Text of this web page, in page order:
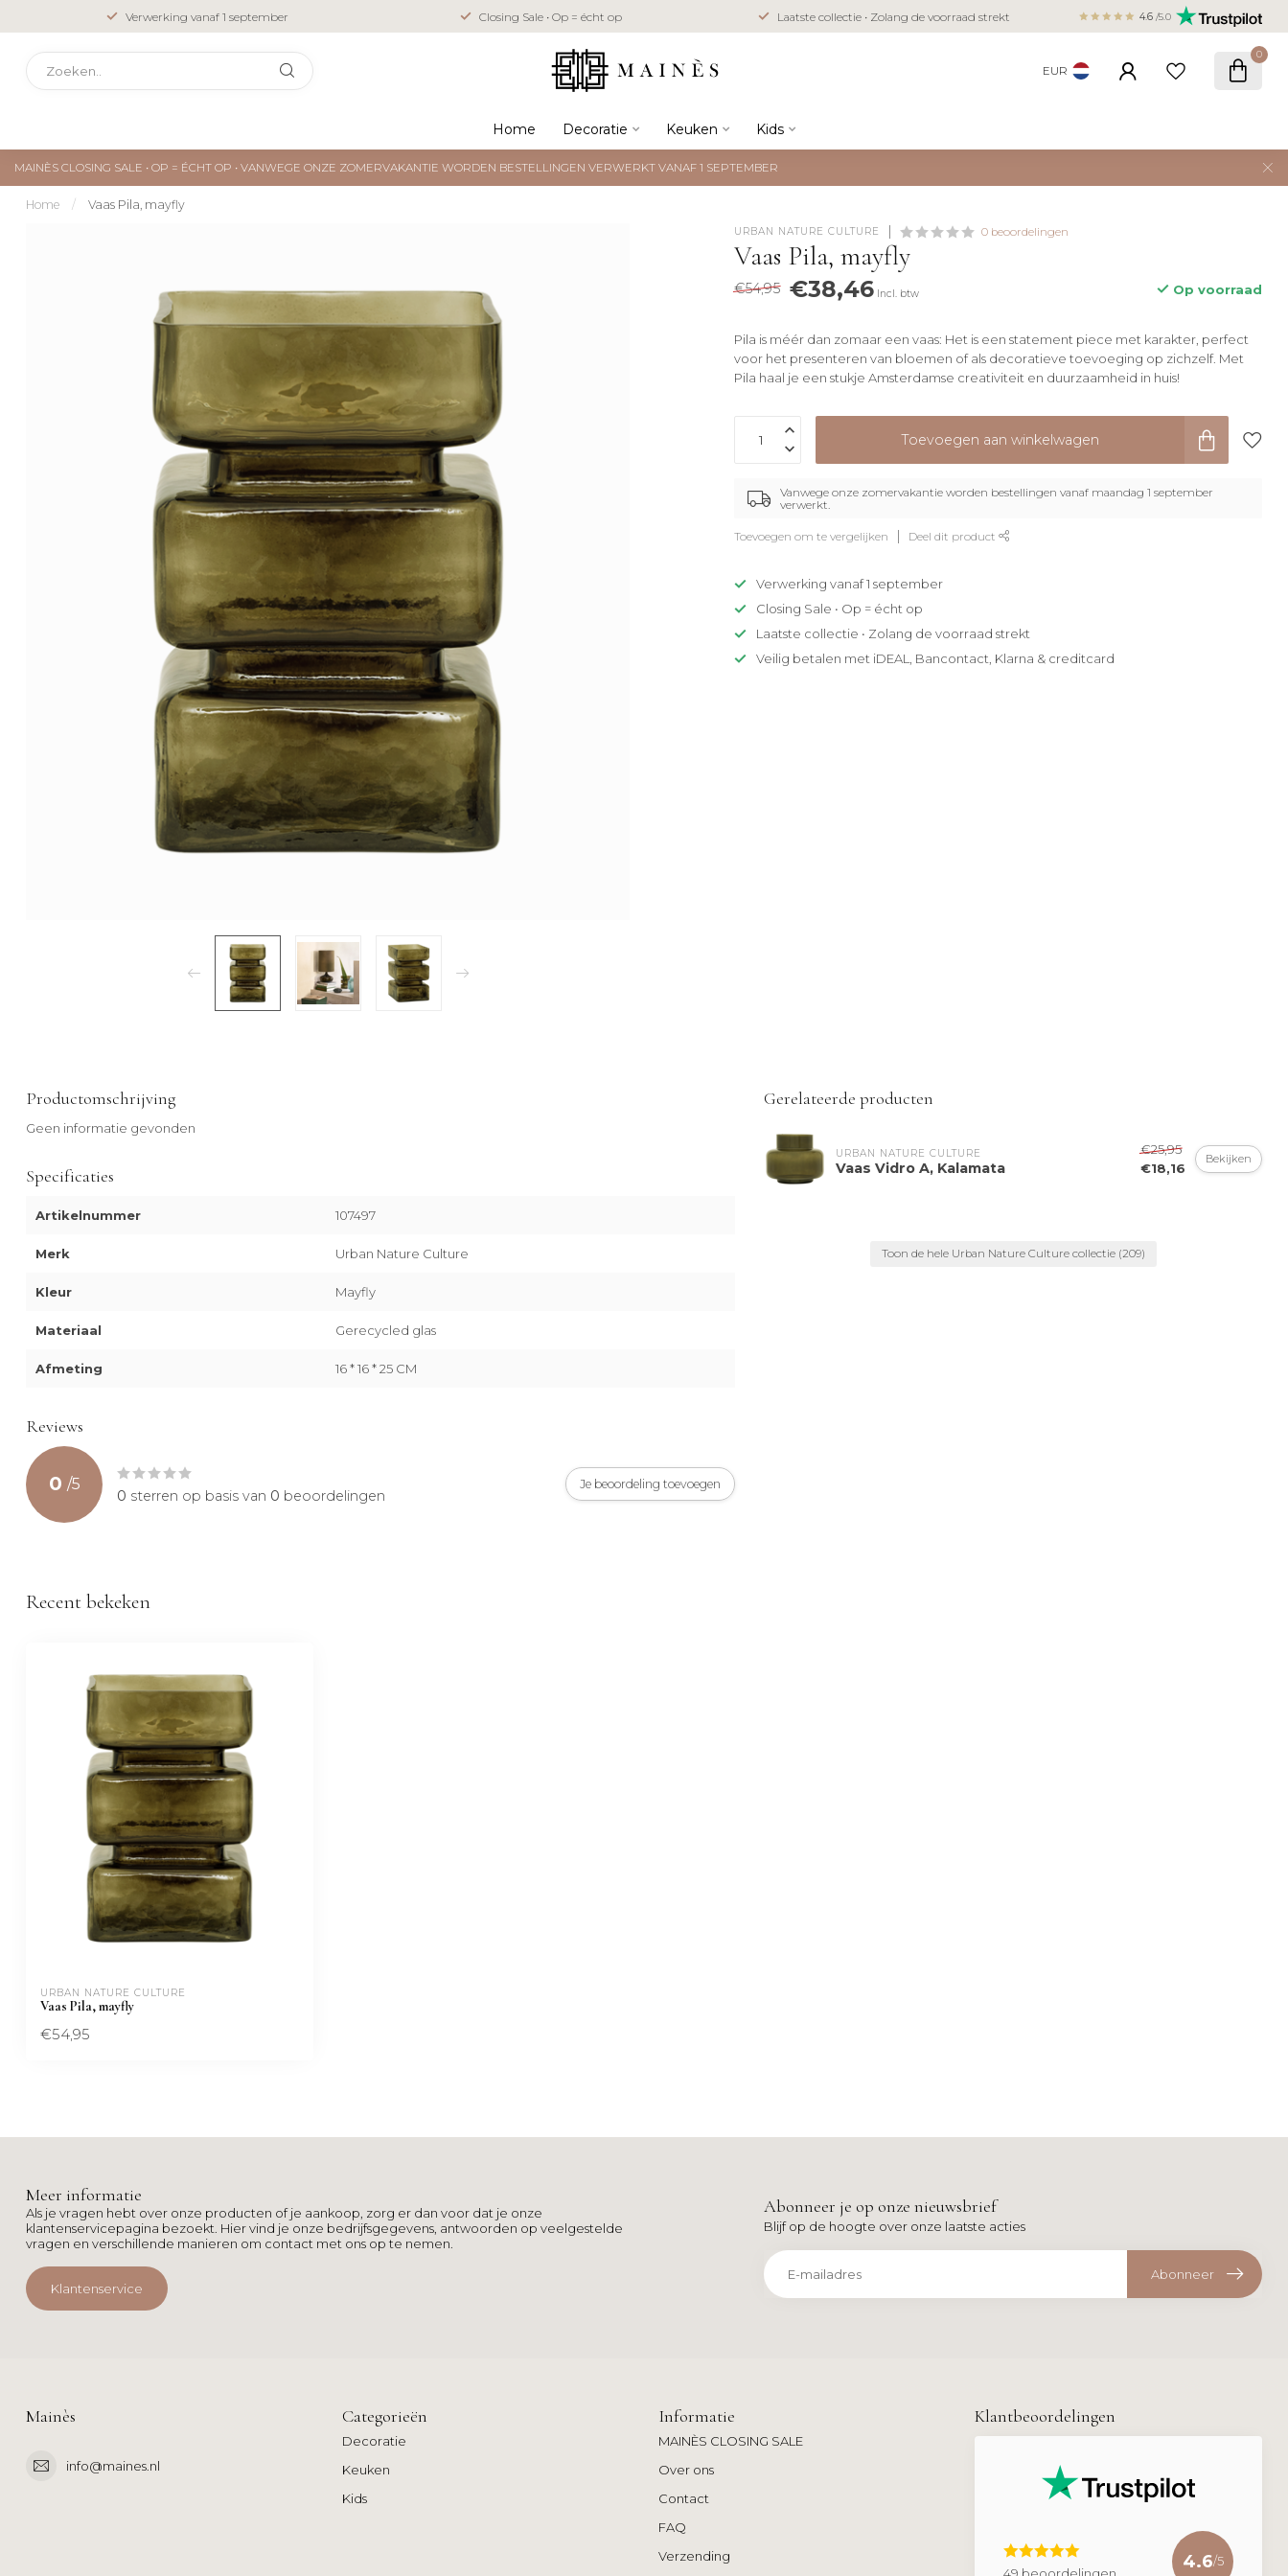
Verwerking vanaf 1 september Closing Sale • Op = écht op Laatste collectie • Zolang de voorraad strekt Veilig betalen met iDEAL, Bancontact,
creditcard 4.6 /5.0
EUR
0
Home Decoratie Keuken Kids
MAINÈS CLOSING SALE • OP = ÉCHT OP • VANWEGE ONZE ZOMERVAKANTIE WORDEN BESTELLINGEN VERWERKT VANAF 1 SEPTEMBER
Home / Vaas Pila, mayfly
URBAN NATURE CULTURE 0 beoordelingen
Vaas Pila, mayfly
€54,95 €38,46 Incl. btw Op voorraad
Pila is méér dan zomaar een vaas: Het is een statement piece met karakter, perfect
voor het presenteren van bloemen of als decoratieve toevoeging op zichzelf. Met
Pila haal je een stukje Amsterdamse creativiteit en duurzaamheid in huis!
Toevoegen aan winkelwagen
Vanwege onze zomervakantie worden bestellingen vanaf maandag 1 september
verwerkt.
Toevoegen om te vergelijken Deel dit product
Verwerking vanaf 1 september
Closing Sale • Op = écht op
Laatste collectie • Zolang de voorraad strekt
Veilig betalen met iDEAL, Bancontact, Klarna & creditcard
Productomschrijving
Geen informatie gevonden
Specificaties
Artikelnummer 107497
Merk Urban Nature Culture
Kleur Mayfly
Materiaal Gerecycled glas
Afmeting 16 * 16 * 25 CM
Reviews
0 /5
0 sterren op basis van 0 beoordelingen
Je beoordeling toevoegen
Gerelateerde producten
URBAN NATURE CULTURE
Vaas Vidro A, Kalamata
€25,95
€18,16
Bekijken
Toon de hele Urban Nature Culture collectie (209)
Recent bekeken
URBAN NATURE CULTURE
Vaas Pila, mayfly
€54,95
Meer informatie
Als je vragen hebt over onze producten of je aankoop, zorg er dan voor dat je onze
klantenservicepagina bezoekt. Hier vind je onze bedrijfsgegevens, antwoorden op veelgestelde
vragen en verschillende manieren om contact met ons op te nemen.
Klantenservice
Abonneer je op onze nieuwsbrief
Blijf op de hoogte over onze laatste acties
Abonneer
Mainès
info@maines.nl
Categorieën
Decoratie
Keuken
Kids
Informatie
MAINÈS CLOSING SALE
Over ons
Contact
FAQ
Verzending
Klantbeoordelingen
4.6/5